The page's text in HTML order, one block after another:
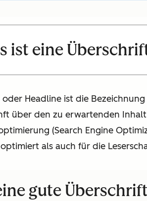
ist eine
oder Headline ist die
über den zu erwartenden
(Search Engine
als auch für die
gute